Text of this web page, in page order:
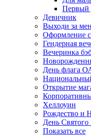
Первый
Девичник
Выходи за
Оформление
Гендерная
Вечеринка
День флага
Открытие
Хеллоуин
Рождество и
День Святого
Показать все